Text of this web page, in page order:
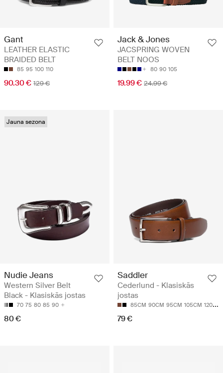
Gant
LEATHER ELASTIC
BRAIDED BELT
85 95 100 110
90.30 € 129 €
Jack & Jones
JACSPRING WOVEN
BELT NOOS
80 90 105
19.99 € 24.99 €
Jauna sezona
Nudie Jeans
Western Silver Belt
Black - Klasiskās jostas
70 75 80 85 90
80 €
Saddler
Cederlund - Klasiskās
jostas
85CM 90CM 95CM 105CM 120CM
79 €